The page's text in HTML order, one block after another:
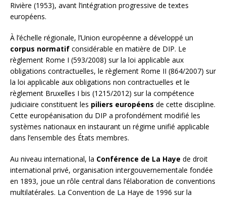
Rivière (1953), avant l’intégration progressive de textes
européens.
À l’échelle régionale, l’Union européenne a développé un
corpus normatif considérable en matière de DIP. Le
règlement Rome I (593/2008) sur la loi applicable aux
obligations contractuelles, le règlement Rome II (864/2007) sur
la loi applicable aux obligations non contractuelles et le
règlement Bruxelles I bis (1215/2012) sur la compétence
judiciaire constituent les piliers européens de cette discipline.
Cette européanisation du DIP a profondément modifié les
systèmes nationaux en instaurant un régime unifié applicable
dans l’ensemble des États membres.
Au niveau international, la Conférence de La Haye de droit
international privé, organisation intergouvernementale fondée
en 1893, joue un rôle central dans l’élaboration de conventions
multilatérales. La Convention de La Haye de 1996 sur la